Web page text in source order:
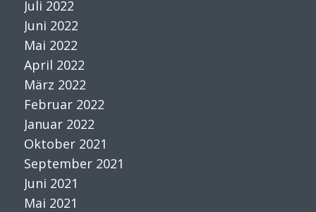
Juli 2022
Juni 2022
Mai 2022
April 2022
März 2022
Februar 2022
Januar 2022
Oktober 2021
September 2021
Juni 2021
Mai 2021